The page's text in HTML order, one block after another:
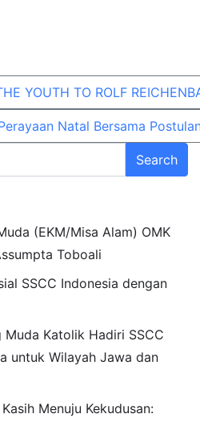
YOUTH TO ROLF
Natal Bersama
(EKM/Misa Alam) OMK
Toboali
SSCC Indonesia dengan
Muda Katolik Hadiri SSCC
untuk Wilayah Jawa dan
Menuju Kekudusan: